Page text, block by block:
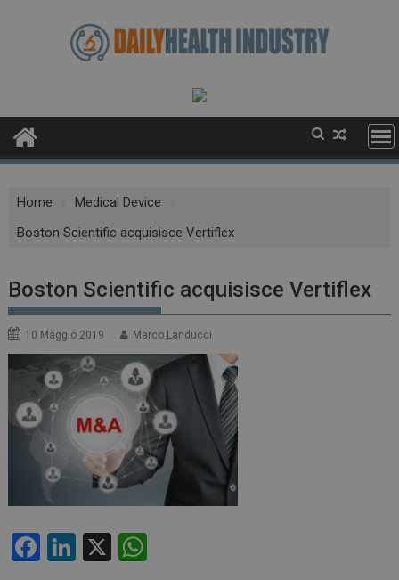
Home
Medical Device
Boston Scientific acquisisce Vertiflex
Boston Scientific acquisisce Vertiflex
10 Maggio 2019 Marco Landucci
F
Li X